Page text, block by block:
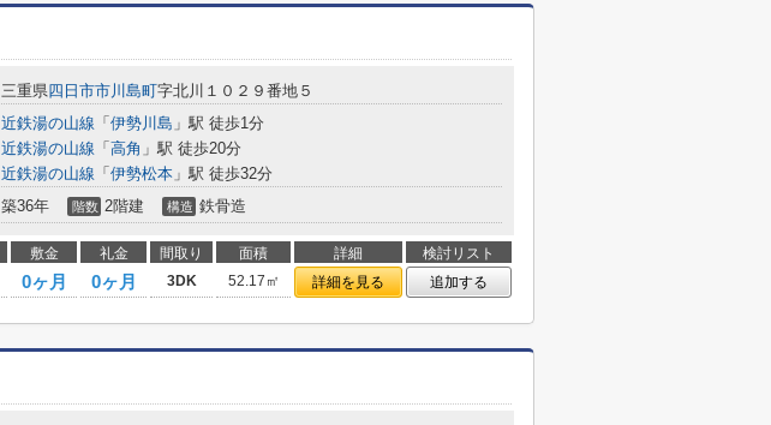
三重県四日市市川島町字北川１０２９番地５
近鉄湯の山線 「 伊勢川島 」駅 徒歩1分
近鉄湯の山線 「 高角 」駅 徒歩20分
近鉄湯の山線 「 伊勢松本 」駅 徒歩32分
築36年 階数 2階建 構造 鉄骨造
敷金 礼金 間取り 面積 詳細
検討リスト
0ヶ月 0ヶ月 3DK 52.17㎡ 詳細を見る 追加する